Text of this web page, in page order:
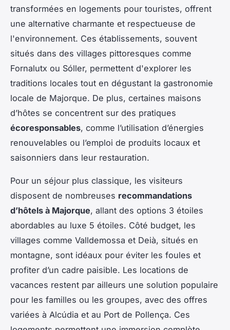
transformées en logements pour touristes, offrent
une alternative charmante et respectueuse de
l'environnement. Ces établissements, souvent
situés dans des villages pittoresques comme
Fornalutx ou Sóller, permettent d'explorer les
traditions locales tout en dégustant la gastronomie
locale de Majorque. De plus, certaines maisons
d’hôtes se concentrent sur des pratiques
écoresponsables, comme l’utilisation d’énergies
renouvelables ou l’emploi de produits locaux et
saisonniers dans leur restauration.
Pour un séjour plus classique, les visiteurs
disposent de nombreuses recommandations
d’hôtels à Majorque, allant des options 3 étoiles
abordables au luxe 5 étoiles. Côté budget, les
villages comme Valldemossa et Deià, situés en
montagne, sont idéaux pour éviter les foules et
profiter d’un cadre paisible. Les locations de
vacances restent par ailleurs une solution populaire
pour les familles ou les groupes, avec des offres
variées à Alcúdia et au Port de Pollença. Ces